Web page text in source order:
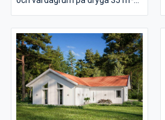
och yteffektivt hus på en yta av
ca 90 m². Vardagsrummet
präglas av ljus och volym tack
vare det höga ryggåstaket och
härligt ljusinsläpp.